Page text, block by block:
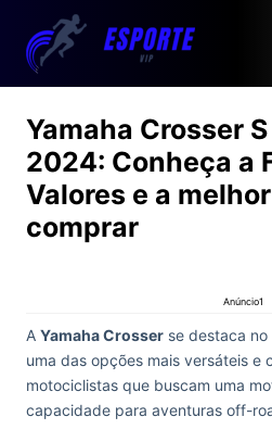
Yamaha Crosser
2024: Conheça a
Valores e a
comprar
Anúncio1
A Yamaha Crosser se destaca
uma das opções mais versáteis e
motociclistas que buscam uma
capacidade para aventuras off-